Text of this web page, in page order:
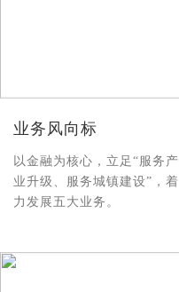
业务风向标
以金融为核心，立足“服务产
业升级、服务城镇建设”，着
力发展五大业务。